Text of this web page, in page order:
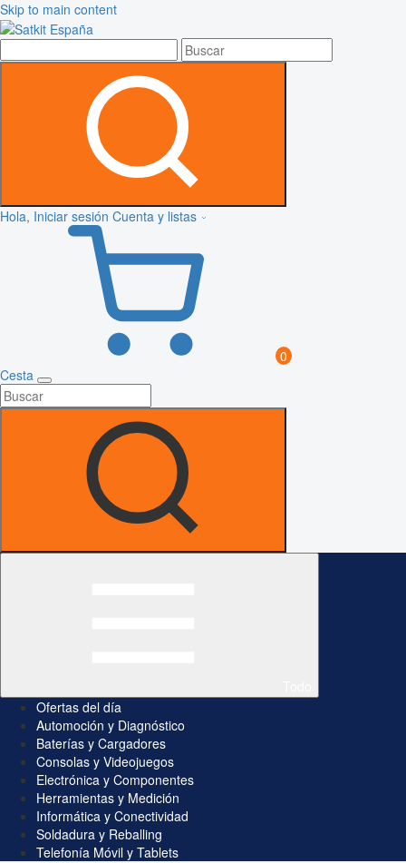
Skip to main content
Hola, Iniciar sesión Cuenta y listas
0
Cesta
Ofertas del día
Automoción y Diagnóstico
Baterías y Cargadores
Consolas y Videojuegos
Electrónica y Componentes
Herramientas y Medición
Informática y Conectividad
Soldadura y Reballing
Telefonía Móvil y Tablets